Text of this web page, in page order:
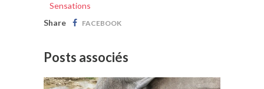
Sensations
Share
FACEBOOK
Posts associés